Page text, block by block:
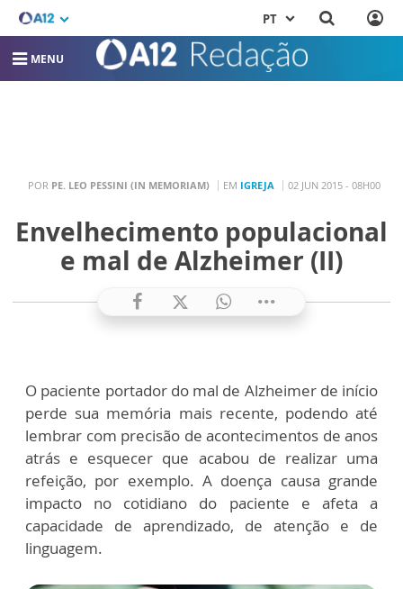
PT
MENU
POR PE. LEO PESSINI (IN MEMORIAM) EM IGREJA 02 JUN 2015 - 08H00
Envelhecimento populacional
e mal de Alzheimer (II)
O paciente portador do mal de Alzheimer de início
perde sua memória mais recente, podendo até
lembrar com precisão de acontecimentos de anos
atrás e esquecer que acabou de realizar uma
refeição, por exemplo. A doença causa grande
impacto no cotidiano do paciente e afeta a
capacidade de aprendizado, de atenção e de
linguagem.